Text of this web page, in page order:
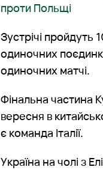
проти Польщі
Зустрічі пройдуть
одиночних
одиночних матчі.
Фінальна частина
вересня в
є команда Італії.
Україна на чолі з